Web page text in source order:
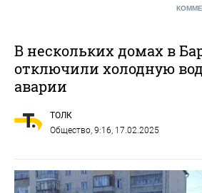
В нескольких домах в
отключили холодную
аварии
ТОЛК
Общество , 9:16, 17.02.2025